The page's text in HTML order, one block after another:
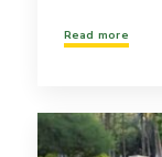
Read more